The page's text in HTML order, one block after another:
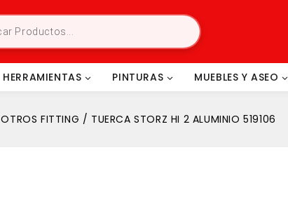
HERRAMIENTAS PINTURAS MUEBLES Y ASEO
OTROS FITTING / TUERCA STORZ HI 2 ALUMINIO 519106